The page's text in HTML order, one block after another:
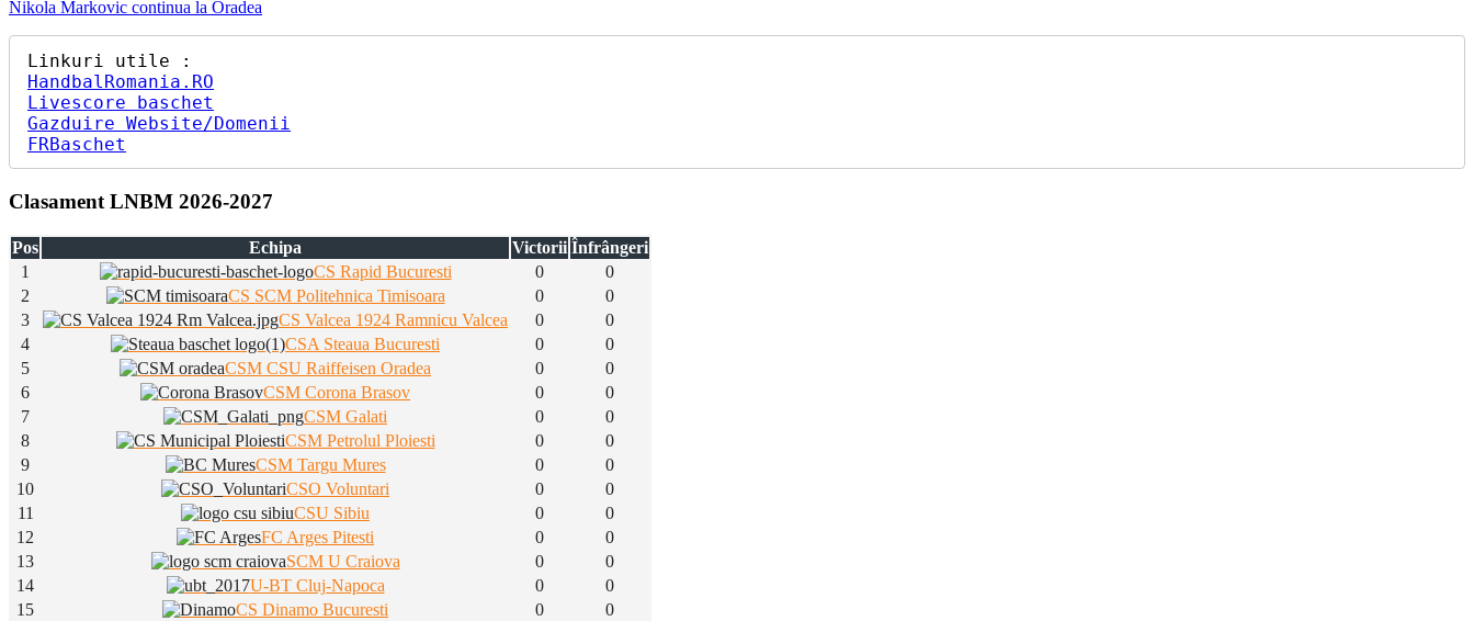
în
articole
Post:
Next
Nikola Markovic continua la Oradea
HandbalRomania.RO
Livescore baschet
Gazduire Website/Domenii
FRBaschet
Clasament LNBM 2026-2027
Pos Echipa Victorii Înfrângeri
1
CS Rapid Bucuresti 0
0
2
CS SCM Politehnica Timisoara 0
0
3
CS Valcea 1924 Ramnicu Valcea 0
0
4
CSA Steaua Bucuresti 0
0
5
CSM CSU Raiffeisen Oradea 0
0
6
CSM Corona Brasov 0
0
7
CSM Galati 0
0
8
CSM Petrolul Ploiesti 0
0
9
CSM Targu Mures 0
0
10
CSO Voluntari 0
0
11
CSU Sibiu 0
0
12
FC Arges Pitesti 0
0
13
SCM U Craiova 0
0
14
U-BT Cluj-Napoca 0
0
15
CS Dinamo Bucuresti 0
0